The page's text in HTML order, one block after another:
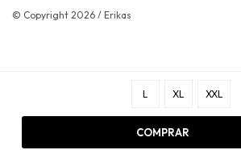
L XL XXL
COMPRAR
© Copyright 2026 / Erikas